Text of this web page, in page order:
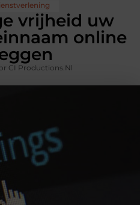
vrijheid uw
online
CI Productions.nl